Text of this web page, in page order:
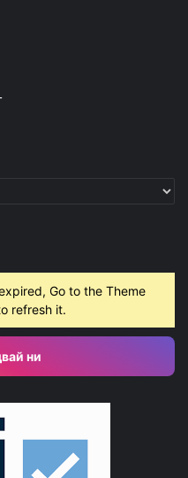
Go to the Theme
refresh it.
ни